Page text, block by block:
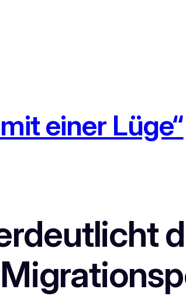
einer Lüge“